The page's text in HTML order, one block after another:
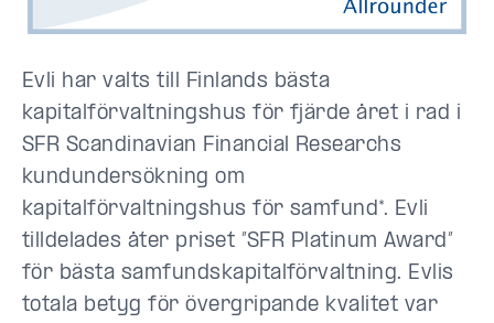
Evli har valts till Finlands bästa
kapitalförvaltningshus för fjärde året i rad i
SFR Scandinavian Financial Researchs
kundundersökning om
kapitalförvaltningshus för samfund*. Evli
tilldelades åter priset ”SFR Platinum Award”
för bästa samfundskapitalförvaltning. Evlis
totala betyg för övergripande kvalitet var